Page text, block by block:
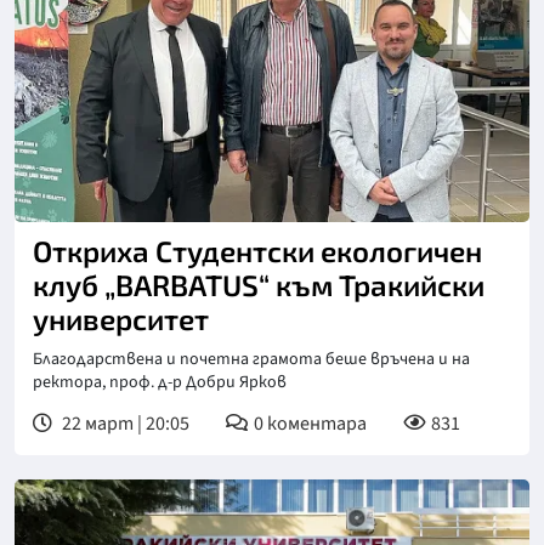
Откриха Студентски екологичен
клуб „BARBATUS“ към Тракийски
университет
Благодарствена и почетна грамота беше връчена и на
ректора, проф. д-р Добри Ярков
22 март | 20:05 0коментара 831